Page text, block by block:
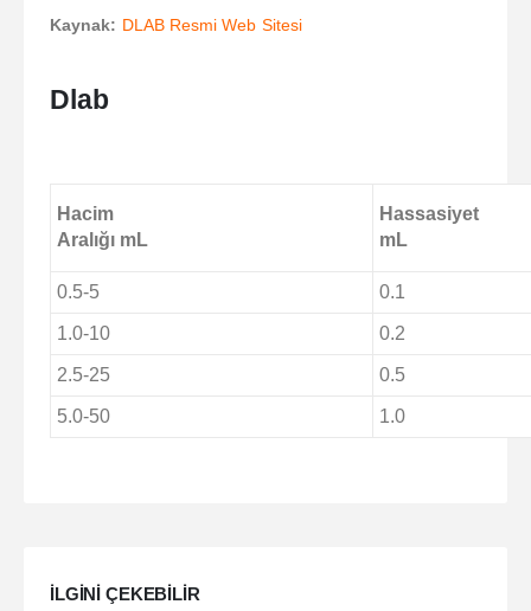
Kaynak: DLAB Resmi Web Sitesi
Dlab
Hacim
Aralığı mL
Hassasiyet
mL
0.5-5 0.1
1.0-10 0.2
2.5-25 0.5
5.0-50 1.0
ILGINI ÇEKEBILIR